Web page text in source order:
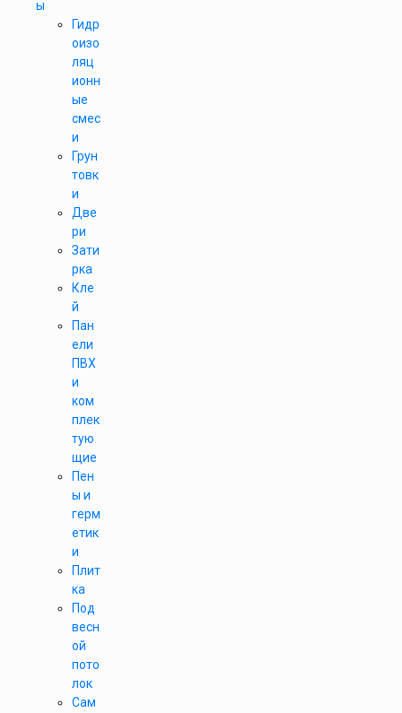
ы
Гидр
оизо
ляц
ионн
ые
смес
и
Грун
товк
и
Две
ри
Зати
рка
Кле
й
Пан
ели
ПВХ
и
ком
плек
тую
щие
Пен
ы и
герм
етик
и
Плит
ка
Под
весн
ой
пото
лок
Сам